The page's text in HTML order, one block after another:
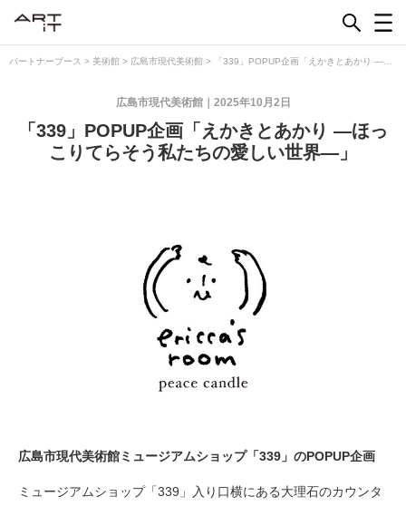
パートナーブース > 美術館 > 広島市現代美術館 >
「339」POPUP企画「えかきとあかり —ほ
2025年10月2日
広島市現代美術館
「339」POPUP企画「えかきとあかり —ほっ
こりてらそう私たちの愛しい世界—」
広島市現代美術館ミュージアムショップ「339」のPOPUP企画
ミュージアムショップ「339」入り口横にある大理石のカウンタ